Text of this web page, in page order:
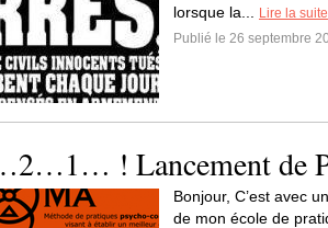
lorsque la...
Lire la suite
Publié le 26 septembre
! Lancement de
Bonjour, C’est avec
de mon école de